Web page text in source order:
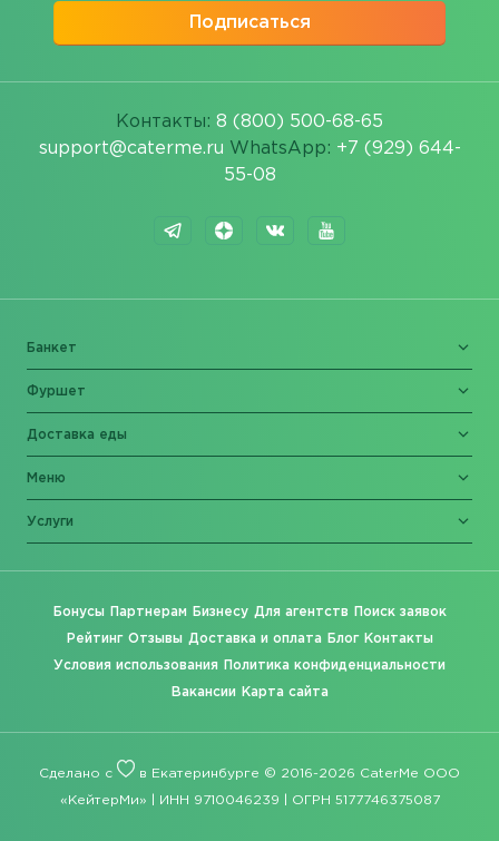
Подписаться
Контакты: 8 (800) 500-68-65
support@caterme.ru WhatsApp: +7 (929) 644-
55-08
Банкет
Фуршет
Доставка еды
Меню
Услуги
Бонусы Партнерам Бизнесу Для агентств Поиск заявок
Рейтинг Отзывы Доставка и оплата Блог Контакты
Условия использования Политика конфиденциальности
Вакансии Карта сайта
Сделано с в Екатеринбурге © 2016-2026 CaterMe ООО
«КейтерМи» | ИНН 9710046239 | ОГРН 5177746375087